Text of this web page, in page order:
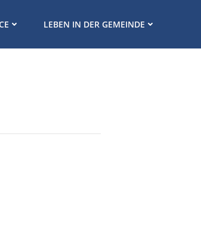
LEBEN IN DER GEMEINDE